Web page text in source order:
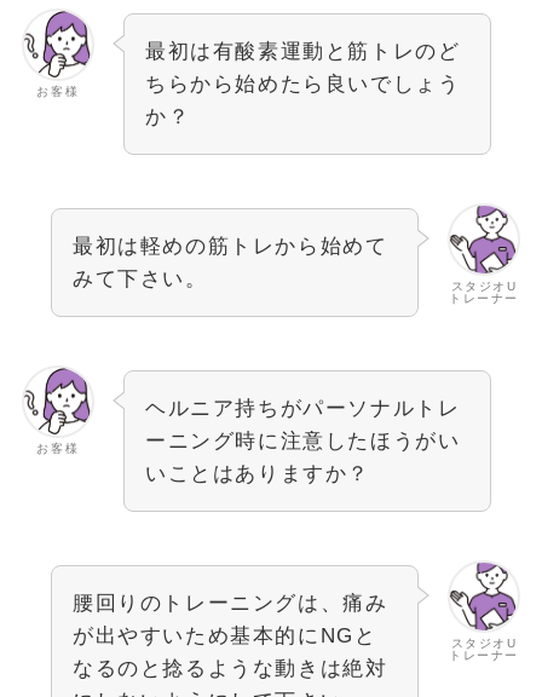
お客様
最初は有酸素運動と筋トレのど
ちらから始めたら良いでしょう
か？
スタジオU
トレーナー
最初は軽めの筋トレから始めて
みて下さい。
お客様
ヘルニア持ちがパーソナルトレ
ーニング時に注意したほうがい
いことはありますか？
スタジオU
トレーナー
腰回りのトレーニングは、痛み
が出やすいため基本的にNGと
なるのと捻るような動きは絶対